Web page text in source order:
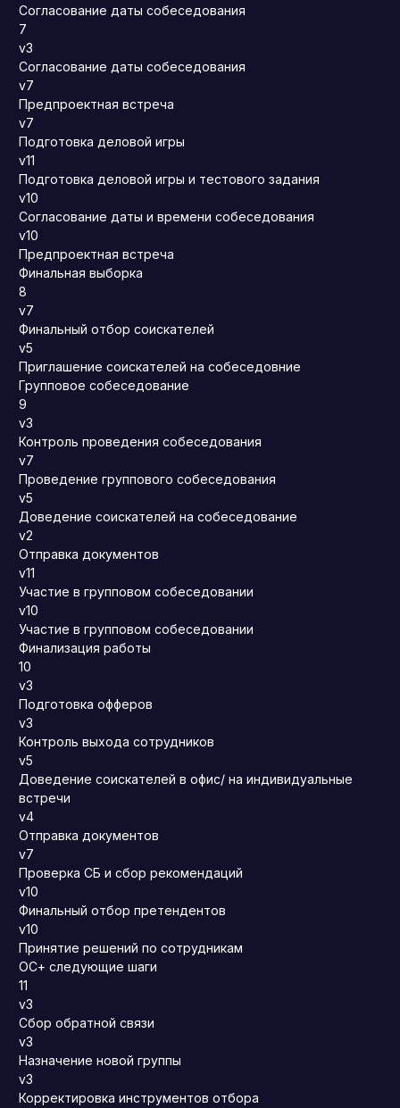
Согласование даты собеседования
7
v3
Согласование даты собеседования
v7
Предпроектная встреча
v7
Подготовка деловой игры
v11
Подготовка деловой игры и тестового задания
v10
Согласование даты и времени собеседования
v10
Предпроектная встреча
Финальная выборка
8
v7
Финальный отбор соискателей
v5
Приглашение соискателей на собеседовние
Групповое собеседование
9
v3
Контроль проведения собеседования
v7
Проведение группового собеседования
v5
Доведение соискателей на собеседование
v2
Отправка документов
v11
Участие в групповом собеседовании
v10
Участие в групповом собеседовании
Финализация работы
10
v3
Подготовка офферов
v3
Контроль выхода сотрудников
v5
Доведение соискателей в офис/ на индивидуальные
встречи
v4
Отправка документов
v7
Проверка СБ и сбор рекомендаций
v10
Финальный отбор претендентов
v10
Принятие решений по сотрудникам
ОС+ следующие шаги
11
v3
Сбор обратной связи
v3
Назначение новой группы
v3
Корректировка инструментов отбора